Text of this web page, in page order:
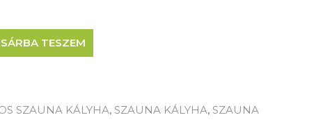
TESZEM
SZAUNA KÁLYHA, SZAUNA KÁLYHA, SZAUNA